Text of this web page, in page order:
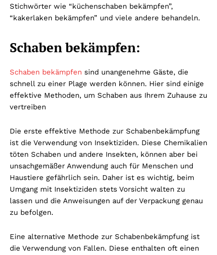
Stichwörter wie “küchenschaben bekämpfen”,
“kakerlaken bekämpfen” und viele andere behandeln.
Schaben bekämpfen:
Schaben bekämpfen sind unangenehme Gäste, die
schnell zu einer Plage werden können. Hier sind einige
effektive Methoden, um Schaben aus Ihrem Zuhause zu
vertreiben
Die erste effektive Methode zur Schabenbekämpfung
ist die Verwendung von Insektiziden. Diese Chemikalien
töten Schaben und andere Insekten, können aber bei
unsachgemäßer Anwendung auch für Menschen und
Haustiere gefährlich sein. Daher ist es wichtig, beim
Umgang mit Insektiziden stets Vorsicht walten zu
lassen und die Anweisungen auf der Verpackung genau
zu befolgen.
Eine alternative Methode zur Schabenbekämpfung ist
die Verwendung von Fallen. Diese enthalten oft einen